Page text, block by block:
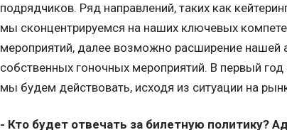
подрядчиков. Ряд направлений, таких как
мы сконцентрируемся на наших ключевых
мероприятий, далее возможно расширение
собственных гоночных мероприятий. В первый
мы будем действовать, исходя из ситуации на
- Кто будет отвечать за билетную политику?